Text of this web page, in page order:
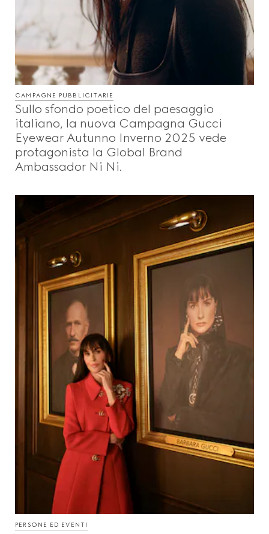
CAMPAGNE PUBBLICITARIE
Sullo sfondo poetico del paesaggio
italiano, la nuova Campagna Gucci
Eyewear Autunno Inverno 2025 vede
protagonista la Global Brand
Ambassador Ni Ni.
PERSONE ED EVENTI